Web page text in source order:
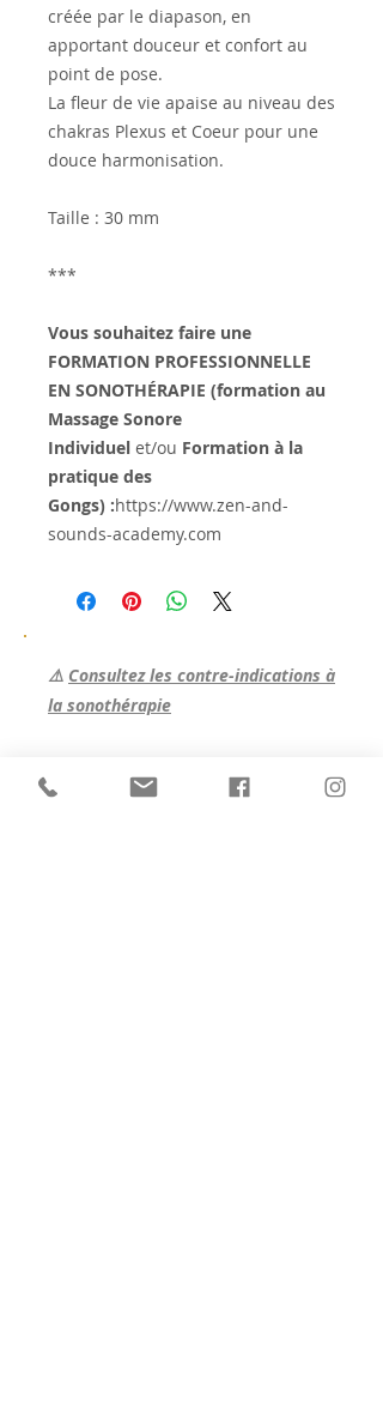
créée par le diapason, en
apportant douceur et confort au
point de pose.
La fleur de vie apaise au niveau des
chakras Plexus et Coeur pour une
douce harmonisation.
Taille : 30 mm
***
Vous souhaitez faire une
FORMATION PROFESSIONNELLE
EN SONOTHÉRAPIE (formation au
Massage Sonore
Individuel et/ou Formation à la
pratique des
Gongs) :https://www.zen-and-
sounds-academy.com
⚠️ Consultez les contre-indications à
la sonothérapie